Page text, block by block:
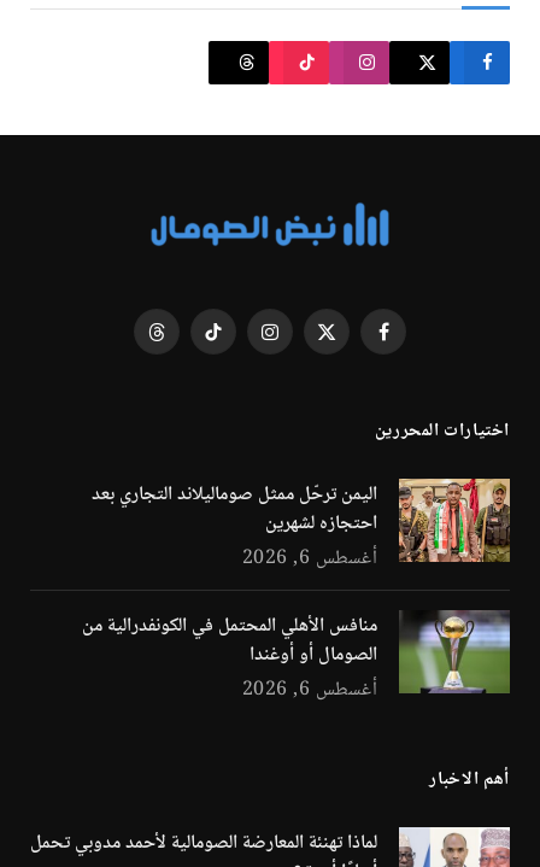
فيسبوك X
الانستغرامتيكتوك Threads
اختيارات المحررين
اليمن ترحّل ممثل صوماليلاند التجاري بعد
احتجازه لشهرين
أغسطس 6, 2026
منافس الأهلي المحتمل في الكونفدرالية من
الصومال أو أوغندا
أغسطس 6, 2026
أهم الاخبار
لماذا تهنئة المعارضة الصومالية لأحمد مدوبي تحمل